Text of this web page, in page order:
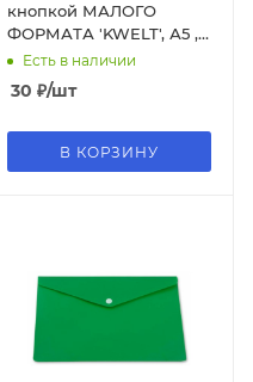
кнопкой МАЛОГО
ФОРМАТА 'KWELT', А5 ,
синяя, 0,18 мм, KP-
000227
Есть в наличии
30 ₽/шт
В КОРЗИНУ